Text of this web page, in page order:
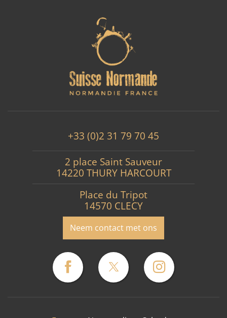
+33 (0)2 31 79 70 45
2 place Saint Sauveur
14220 THURY HARCOURT
Place du Tripot
14570 CLECY
Neem contact met ons